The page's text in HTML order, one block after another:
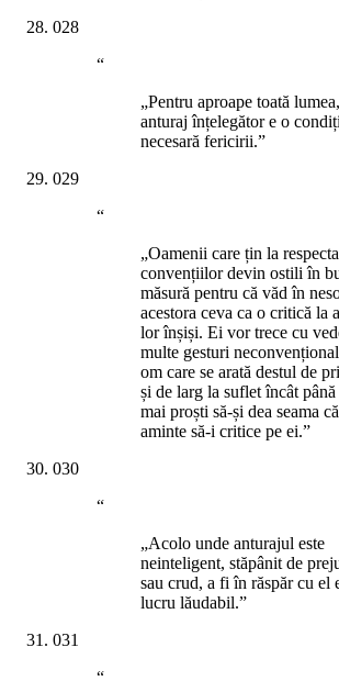
028
“
„Pentru aproape toată
anturaj înțelegător e o
necesară fericirii.”
029
“
„Oamenii care țin la
convențiilor devin ostili în
măsură pentru că văd în
acestora ceva ca o critică la
lor înșiși. Ei vor trece cu
multe gesturi
om care se arată destul de
și de larg la suflet încât până
mai proști să-și dea seama
aminte să-i critice pe ei.”
030
“
„Acolo unde anturajul este
neinteligent, stăpânit de
sau crud, a fi în răspăr cu el
lucru lăudabil.”
031
“